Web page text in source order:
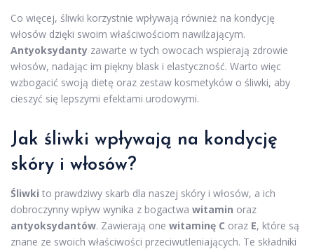
Co więcej, śliwki korzystnie wpływają również na kondycję
włosów dzięki swoim właściwościom nawilżającym.
Antyoksydanty zawarte w tych owocach wspierają zdrowie
włosów, nadając im piękny blask i elastyczność. Warto więc
wzbogacić swoją dietę oraz zestaw kosmetyków o śliwki, aby
cieszyć się lepszymi efektami urodowymi.
Jak śliwki wpływają na kondycję
skóry i włosów?
Śliwki to prawdziwy skarb dla naszej skóry i włosów, a ich
dobroczynny wpływ wynika z bogactwa witamin oraz
antyoksydantów. Zawierają one witaminę C oraz E, które są
znane ze swoich właściwości przeciwutleniających. Te składniki